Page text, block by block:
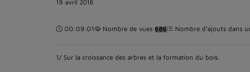
19 avril 2016
Durée :
00:09:01 Nombre de vues 686 Nombre d’ajouts dans
1/ Sur la croissance des arbres et la formation du bois.